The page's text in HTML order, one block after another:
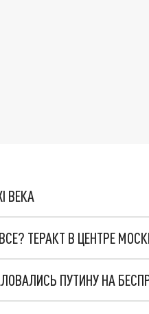
ВЕКА
ТЕРАКТ В ЦЕНТРЕ
ПУТИНУ НА